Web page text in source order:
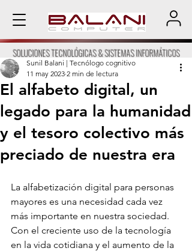
SOLUCIONES TECNOLÓGICAS & SISTEMAS INFORMÁTICOS
El alfabeto digital, un
legado para la humanidad
y el tesoro colectivo más
preciado de nuestra era
Sunil Balani | Tecnólogo cognitivo
11 may 2023 2 min de lectura
La alfabetización digital para personas
mayores es una necesidad cada vez
más importante en nuestra sociedad.
Con el creciente uso de la tecnología
en la vida cotidiana y el aumento de la